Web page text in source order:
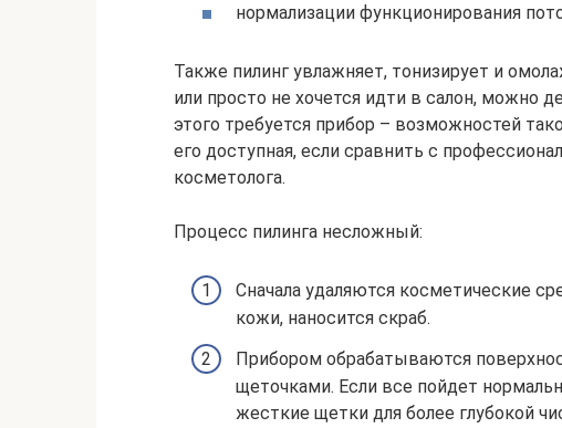
нормализации функционирования
Также пилинг увлажняет, тонизирует и
или просто не хочется идти в салон, можно
этого требуется прибор – возможностей
его доступная, если сравнить с
косметолога.
Процесс пилинга несложный:
Сначала удаляются косметические
кожи, наносится скраб.
Прибором обрабатываются
щеточками. Если все пойдет
жесткие щетки для более глубокой